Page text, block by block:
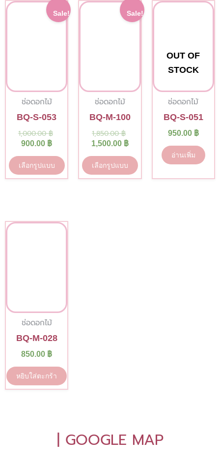
Sale!
ช่อดอกไม้
BQ-S-053
1,000.00฿
Original
price
900.00 ฿
Current
price
เลือกรูปแบบ
This
product
options
chosen
the
product
Sale!
ช่อดอกไม้
BQ-M-100
1,850.00฿
Original
price
1,500.00 ฿
Current
price
เลือกรูปแบบ
This
product
multiple
variants.
options
chosen
the
product
OUT OF
STOCK
ช่อดอกไม้
BQ-S-051
950.00 ฿
อ่านเพิ่ม
ช่อดอกไม้
BQ-M-028
850.00 ฿
หยิบใส่ตะกร้า
| GOOGLE MAP